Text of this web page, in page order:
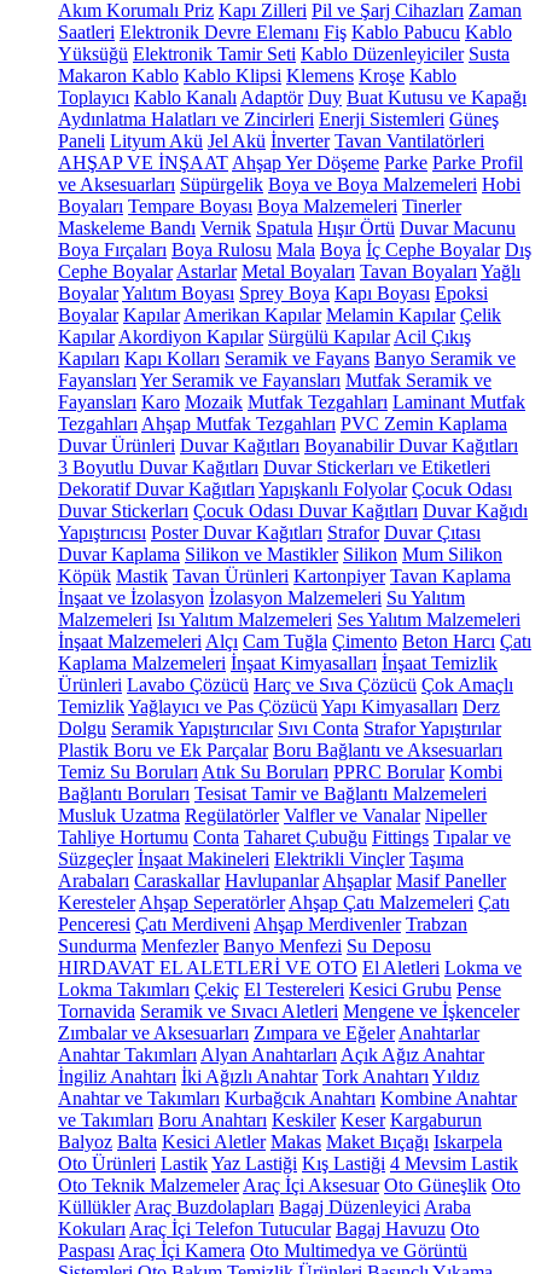
Akım Korumalı Priz Kapı Zilleri Pil ve Şarj Cihazları Zaman
Saatleri Elektronik Devre Elemanı Fiş Kablo Pabucu Kablo
Yüksüğü Elektronik Tamir Seti Kablo Düzenleyiciler Susta
Makaron Kablo Kablo Klipsi Klemens Kroşe Kablo
Toplayıcı Kablo Kanalı Adaptör Duy Buat Kutusu ve Kapağı
Aydınlatma Halatları ve Zincirleri Enerji Sistemleri Güneş
Paneli Lityum Akü Jel Akü İnverter Tavan Vantilatörleri
AHŞAP VE İNŞAAT Ahşap Yer Döşeme Parke Parke Profil
ve Aksesuarları Süpürgelik Boya ve Boya Malzemeleri Hobi
Boyaları Tempare Boyası Boya Malzemeleri Tinerler
Maskeleme Bandı Vernik Spatula Hışır Örtü Duvar Macunu
Boya Fırçaları Boya Rulosu Mala Boya İç Cephe Boyalar Dış
Cephe Boyalar Astarlar Metal Boyaları Tavan Boyaları Yağlı
BoyalarYalıtım Boyası Sprey Boya Kapı Boyası Epoksi
Boyalar Kapılar Amerikan Kapılar Melamin Kapılar Çelik
Kapılar Akordiyon Kapılar Sürgülü Kapılar Acil Çıkış
Kapıları Kapı Kolları Seramik ve Fayans Banyo Seramik ve
Fayansları Yer Seramik ve Fayansları Mutfak Seramik ve
Fayansları Karo Mozaik Mutfak Tezgahları Laminant Mutfak
Tezgahları Ahşap Mutfak Tezgahları PVC Zemin Kaplama
Duvar Ürünleri Duvar Kağıtları Boyanabilir Duvar Kağıtları
3 Boyutlu Duvar Kağıtları Duvar Stickerları ve Etiketleri
Dekoratif Duvar Kağıtları Yapışkanlı Folyolar Çocuk Odası
Duvar Stickerları Çocuk Odası Duvar Kağıtları Duvar Kağıdı
Yapıştırıcısı Poster Duvar Kağıtları Strafor Duvar Çıtası
Duvar Kaplama Silikon ve Mastikler Silikon Mum Silikon
Köpük Mastik Tavan Ürünleri Kartonpiyer Tavan Kaplama
İnşaat ve İzolasyon İzolasyon Malzemeleri Su Yalıtım
Malzemeleri Isı Yalıtım Malzemeleri Ses Yalıtım Malzemeleri
İnşaat Malzemeleri Alçı Cam Tuğla Çimento Beton Harcı Çatı
Kaplama Malzemeleri İnşaat Kimyasalları İnşaat Temizlik
Ürünleri Lavabo Çözücü Harç ve Sıva Çözücü Çok Amaçlı
TemizlikYağlayıcı ve Pas Çözücü Yapı Kimyasalları Derz
Dolgu Seramik Yapıştırıcılar Sıvı Conta Strafor Yapıştırılar
Plastik Boru ve Ek Parçalar Boru Bağlantı ve Aksesuarları
Temiz Su Boruları Atık Su Boruları PPRC Borular Kombi
Bağlantı Boruları Tesisat Tamir ve Bağlantı Malzemeleri
Musluk Uzatma Regülatörler Valfler ve Vanalar Nipeller
Tahliye Hortumu Conta Taharet Çubuğu Fittings Tıpalar ve
Süzgeçler İnşaat Makineleri Elektrikli Vinçler Taşıma
Arabaları Caraskallar Havlupanlar Ahşaplar Masif Paneller
Keresteler Ahşap Seperatörler Ahşap Çatı Malzemeleri Çatı
Penceresi Çatı Merdiveni Ahşap Merdivenler Trabzan
Sundurma Menfezler Banyo Menfezi Su Deposu
HIRDAVAT EL ALETLERİ VE OTO El Aletleri Lokma ve
Lokma Takımları Çekiç El Testereleri Kesici Grubu Pense
Tornavida Seramik ve Sıvacı Aletleri Mengene ve İşkenceler
Zımbalar ve Aksesuarları Zımpara ve Eğeler Anahtarlar
Anahtar Takımları Alyan Anahtarları Açık Ağız Anahtar
İngiliz Anahtarı İki Ağızlı Anahtar Tork Anahtarı Yıldız
Anahtar ve Takımları Kurbağcık Anahtarı Kombine Anahtar
ve Takımları Boru Anahtarı Keskiler Keser Kargaburun
Balyoz Balta Kesici Aletler Makas Maket Bıçağı Iskarpela
Oto Ürünleri LastikYaz Lastiği Kış Lastiği 4 Mevsim Lastik
Oto Teknik Malzemeler Araç İçi Aksesuar Oto Güneşlik Oto
Küllükler Araç Buzdolapları Bagaj Düzenleyici Araba
Kokuları Araç İçi Telefon Tutucular Bagaj Havuzu Oto
Paspası Araç İçi Kamera Oto Multimedya ve Görüntü